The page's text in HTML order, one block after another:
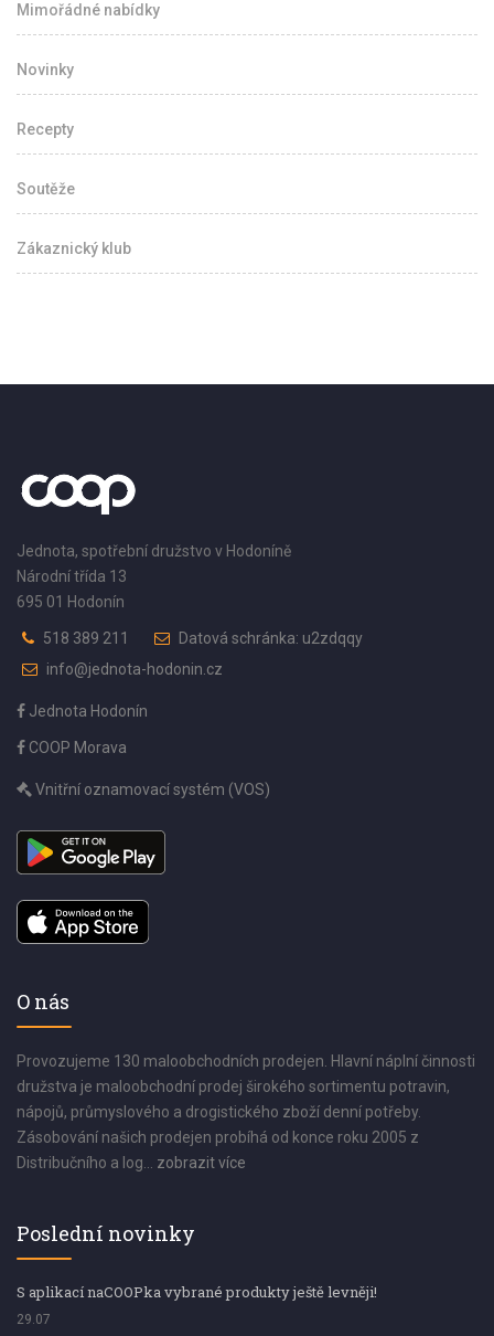
Mimořádné nabídky
Novinky
Recepty
Soutěže
Zákaznický klub
Jednota, spotřební družstvo v Hodoníně
Národní třída 13
695 01 Hodonín
518 389 211
Datová schránka: u2zdqqy
info@jednota-hodonin.cz
Jednota Hodonín
COOP Morava
Vnitřní oznamovací systém (VOS)
O nás
Provozujeme 130 maloobchodních prodejen. Hlavní náplní činnosti
družstva je maloobchodní prodej širokého sortimentu potravin,
nápojů, průmyslového a drogistického zboží denní potřeby.
Zásobování našich prodejen probíhá od konce roku 2005 z
Distribučního a log... zobrazit více
Poslední novinky
S aplikací naCOOPka vybrané produkty ještě levněji!
29.07